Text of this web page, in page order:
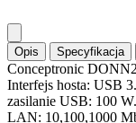
Opis Specyfikacja
Conceptronic
Interfejs hosta: USB
zasilanie USB: 100
LAN: 10,100,1000